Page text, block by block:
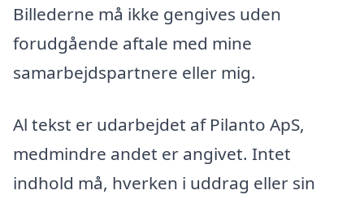
Billederne må ikke gengives uden
forudgående aftale med mine
samarbejdspartnere eller mig.
Al tekst er udarbejdet af Pilanto ApS,
medmindre andet er angivet. Intet
indhold må, hverken i uddrag eller sin